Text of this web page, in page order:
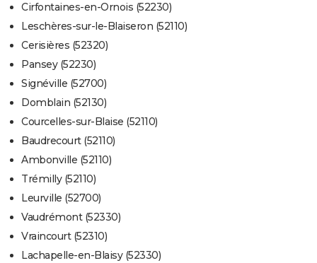
Cirfontaines-en-Ornois (52230)
Leschères-sur-le-Blaiseron (52110)
Cerisières (52320)
Pansey (52230)
Signéville (52700)
Domblain (52130)
Courcelles-sur-Blaise (52110)
Baudrecourt (52110)
Ambonville (52110)
Trémilly (52110)
Leurville (52700)
Vaudrémont (52330)
Vraincourt (52310)
Lachapelle-en-Blaisy (52330)